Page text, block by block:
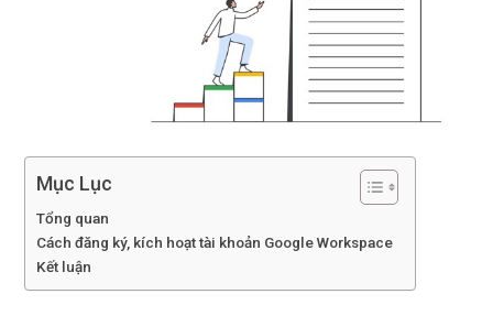
Mục Lục
Tổng quan
Cách đăng ký, kích hoạt tài khoản Google Workspace
Kết luận